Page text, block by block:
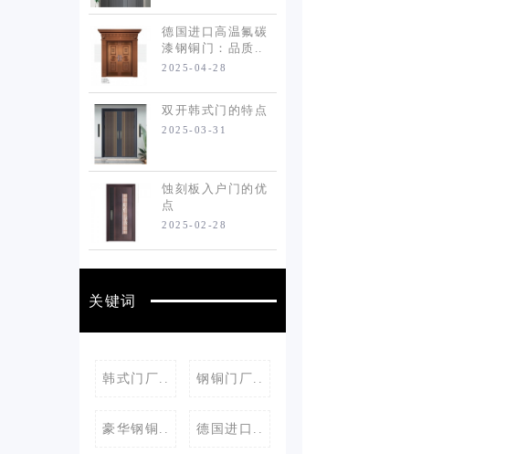
德国进口高温氟碳
漆钢铜门：品质..
2025-04-28
双开韩式门的特点
2025-03-31
蚀刻板入户门的优
点
2025-02-28
关键词
韩式门厂.. 钢铜门厂..
豪华钢铜.. 德国进口..